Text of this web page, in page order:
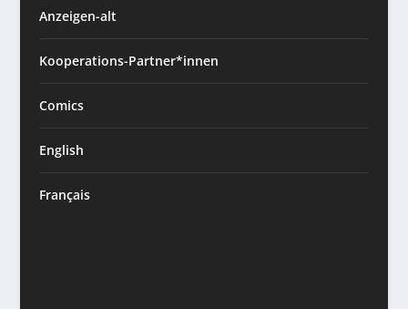
Anzeigen-alt
Kooperations-Partner*innen
Comics
English
Français